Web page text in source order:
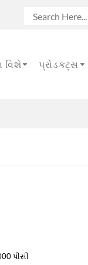
વિશે પ્રોડક્ટ્સ
પીસી